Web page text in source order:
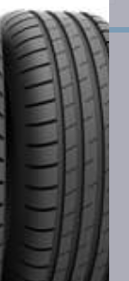
γιαασφαλή
δικού σας